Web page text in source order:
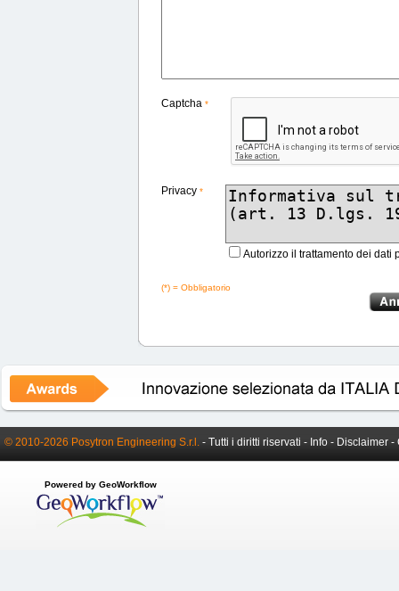
Captcha *
Privacy *
Autorizzo il trattamento dei dati
(*) = Obbligatorio
© 2010-2026 Posytron Engineering S.r.l. - Tutti i diritti riservati - Info - Disclaimer -
Powered by GeoWorkflow